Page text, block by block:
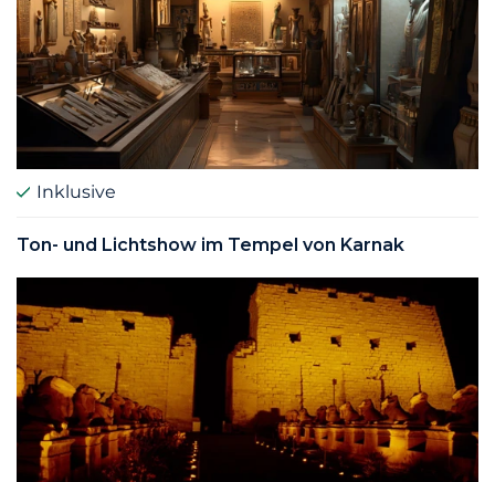
Inklusive
Ton- und Lichtshow im Tempel von Karnak